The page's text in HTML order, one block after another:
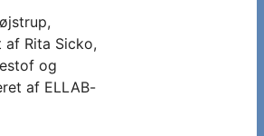
af Rita Sicko,
og
af ELLAB-